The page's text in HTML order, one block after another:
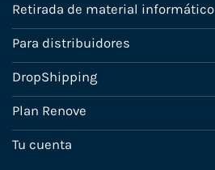
Retirada de material informático
Para distribuidores
DropShipping
Plan Renove
Tu cuenta